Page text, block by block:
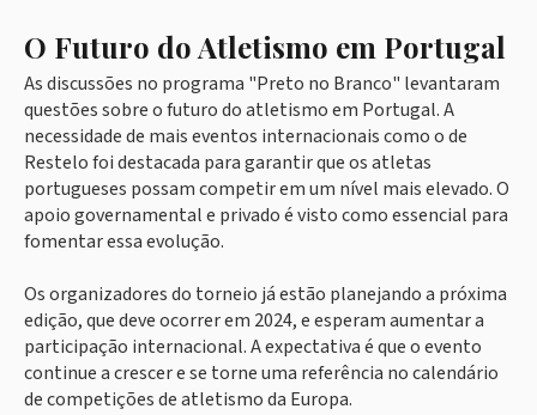
O Futuro do Atletismo em Portugal
As discussões no programa "Preto no Branco" levantaram
questões sobre o futuro do atletismo em Portugal. A
necessidade de mais eventos internacionais como o de
Restelo foi destacada para garantir que os atletas
portugueses possam competir em um nível mais elevado. O
apoio governamental e privado é visto como essencial para
fomentar essa evolução.
Os organizadores do torneio já estão planejando a próxima
edição, que deve ocorrer em 2024, e esperam aumentar a
participação internacional. A expectativa é que o evento
continue a crescer e se torne uma referência no calendário
de competições de atletismo da Europa.